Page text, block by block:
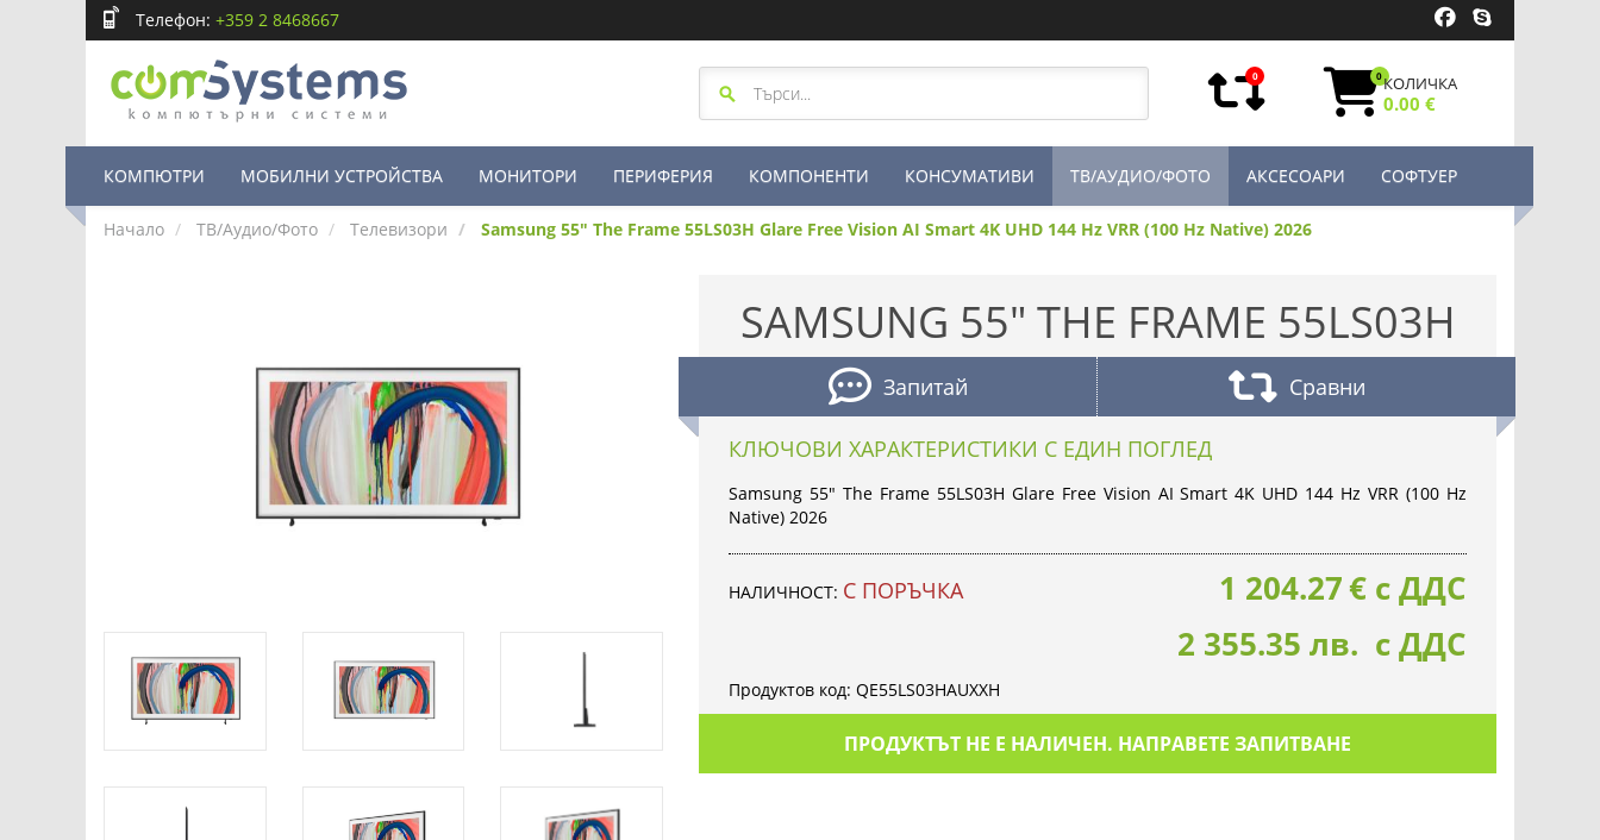
Телефон: +359 2 8468667
0 0КОЛИЧКА
0.00 €
КОМПЮТРИ МОБИЛНИ УСТРОЙСТВА МОНИТОРИ ПЕРИФЕРИЯ КОМПОНЕНТИ КОНСУМАТИВИ ТВ/АУДИО/ФОТО АКСЕСОАРИ СОФТУЕР
Начало ТВ/Аудио/Фото Телевизори Samsung 55" The Frame 55LS03H Glare Free Vision AI Smart 4K UHD 144 Hz VRR (100 Hz Native) 2026
SAMSUNG 55" THE FRAME 55LS03H
Запитай Сравни
КЛЮЧОВИ ХАРАКТЕРИСТИКИ С ЕДИН ПОГЛЕД
Samsung 55" The Frame 55LS03H Glare Free Vision AI Smart 4K UHD 144 Hz VRR (100 Hz
Native) 2026
НАЛИЧНОСТ: С ПОРЪЧКА 1 204.27€ с ДДС
2 355.35 лв. с ДДС
Продуктов код: QE55LS03HAUXXH
ПРОДУКТЪТ НЕ Е НАЛИЧЕН. НАПРАВЕТЕ ЗАПИТВАНЕ